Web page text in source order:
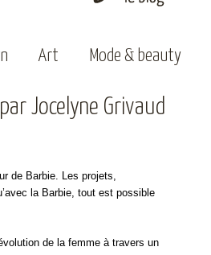
Art Mode & beauty
Jocelyne Grivaud
de Barbie. Les projets,
la Barbie, tout est possible
de la femme à travers un